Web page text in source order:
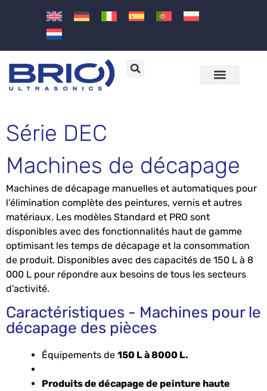
Série DEC
Machines de décapage
Machines de décapage manuelles et automatiques pour
l’élimination complète des peintures, vernis et autres
matériaux. Les modèles Standard et PRO sont
disponibles avec des fonctionnalités haut de gamme
optimisant les temps de décapage et la consommation
de produit. Disponibles avec des capacités de 150 L à 8
000 L pour répondre aux besoins de tous les secteurs
d’activité.
Caractéristiques - Machines pour le
décapage des pièces
Équipements de 150 L à 8000 L.
Produits de décapage de peinture haute